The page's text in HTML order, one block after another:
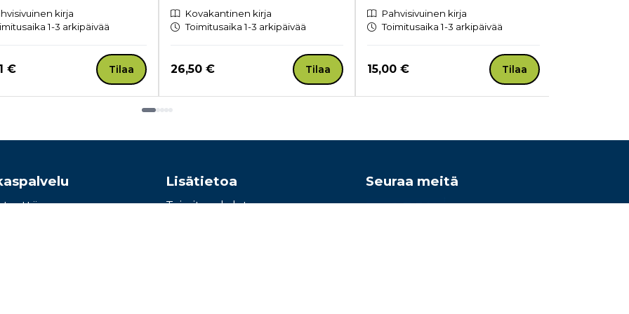
kirja
1-3 arkipäivää
nyt
€ Tilaa
Kovakantinen kirja
Toimitusaika 1-3 arkipäivää
Hinta nyt
26,50 € Tilaa
Pahvisivuinen kirja
Toimitusaika 1-3 arkipäivää
Hinta nyt
15,00 € Tilaa
Lisätietoa
Toimitusehdot
Seuraa meitä